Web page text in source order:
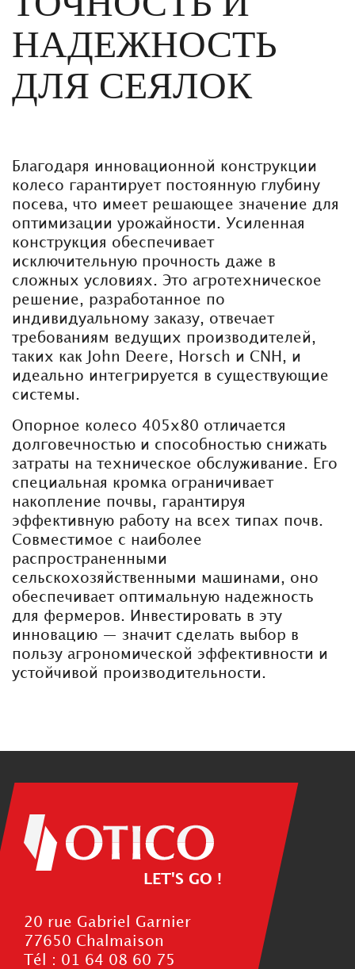
НАДЕЖНОСТЬ
ДЛЯ СЕЯЛОК
Благодаря инновационной конструкции
колесо гарантирует постоянную глубину
посева, что имеет решающее значение для
оптимизации урожайности. Усиленная
конструкция обеспечивает
исключительную прочность даже в
сложных условиях. Это агротехническое
решение, разработанное по
индивидуальному заказу, отвечает
требованиям ведущих производителей,
таких как John Deere, Horsch и CNH, и
идеально интегрируется в существующие
системы.
Опорное колесо 405x80 отличается
долговечностью и способностью снижать
затраты на техническое обслуживание. Его
специальная кромка ограничивает
накопление почвы, гарантируя
эффективную работу на всех типах почв.
Совместимое с наиболее
распространенными
сельскохозяйственными машинами, оно
обеспечивает оптимальную надежность
для фермеров. Инвестировать в эту
инновацию — значит сделать выбор в
пользу агрономической эффективности и
устойчивой производительности.
LET'S GO !
20 rue Gabriel Garnier
77650 Chalmaison
Tél : 01 64 08 60 75